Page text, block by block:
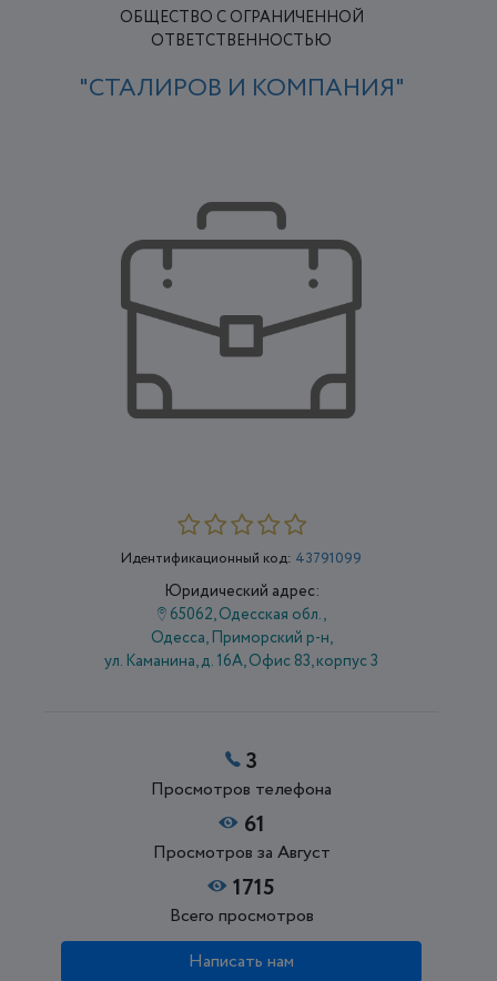
ОБЩЕСТВО С ОГРАНИЧЕННОЙ
ОТВЕТСТВЕННОСТЬЮ
"СТАЛИРОВ И КОМПАНИЯ"
Идентификационный код: 43791099
Юридический адрес:
65062, Одесская обл.,
Одесса, Приморский р-н,
ул. Каманина, д. 16А, Офис 83, корпус 3
3
Просмотров телефона
61
Просмотров за Август
1715
Всего просмотров
Написать нам